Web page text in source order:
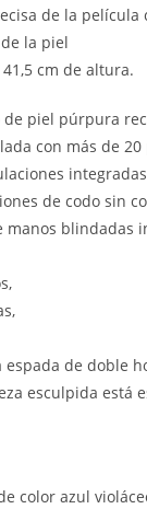
de la película
la piel
cm de altura.
de piel púrpura
con más de 20
de codo sin
manos blindadas
de doble
esculpida está
color azul